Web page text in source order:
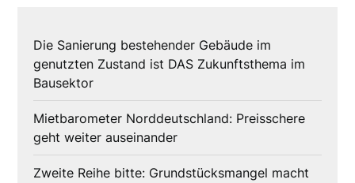
Die Sanierung bestehender Gebäude im
genutzten Zustand ist DAS Zukunftsthema im
Bausektor
Mietbarometer Norddeutschland: Preisschere
geht weiter auseinander
Zweite Reihe bitte: Grundstücksmangel macht